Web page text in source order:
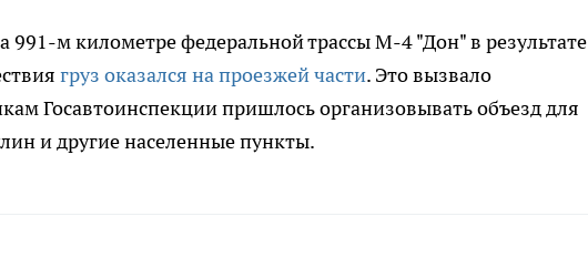
м километре федеральной трассы М-4 "Дон" в результате
груз оказался на проезжей части. Это вызвало
Госавтоинспекции пришлось организовывать объезд для
и другие населенные пункты.